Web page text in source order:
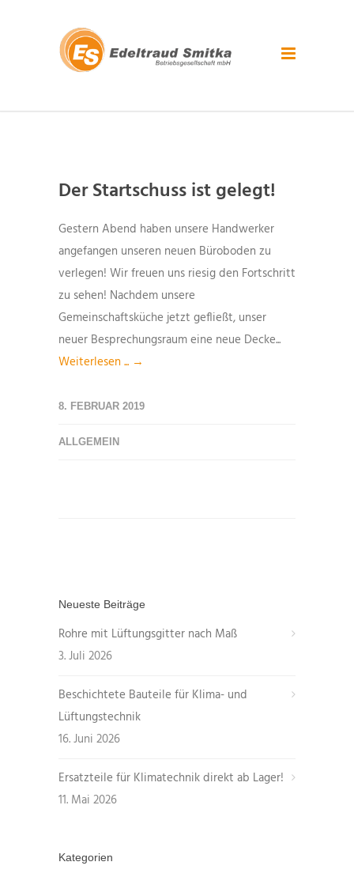
Der Startschuss ist gelegt!
Gestern Abend haben unsere Handwerker
angefangen unseren neuen Büroboden zu
verlegen! Wir freuen uns riesig den Fortschritt
zu sehen! Nachdem unsere
Gemeinschaftsküche jetzt gefließt, unser
neuer Besprechungsraum eine neue Decke...
Weiterlesen ... →
8. FEBRUAR 2019
ALLGEMEIN
Neueste Beiträge
Rohre mit Lüftungsgitter nach Maß
3. Juli 2026
Beschichtete Bauteile für Klima- und
Lüftungstechnik
16. Juni 2026
Ersatzteile für Klimatechnik direkt ab Lager!
11. Mai 2026
Kategorien